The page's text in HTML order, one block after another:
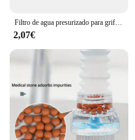
Filtro de agua presurizado para grifo de cocina, purificador de 360 ° a prueba de salpicaduras, extensor de aireador para Baño
2,07€